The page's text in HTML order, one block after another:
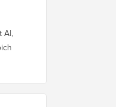
AI,